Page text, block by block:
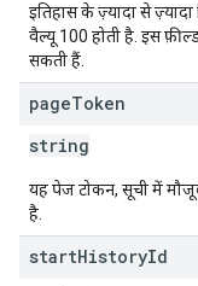
इतिहास के ज़्यादा से
वैल्यू 100 होती है. इस
सकती हैं.
pageToken
string
यह पेज टोकन, सूची में
है.
startHistoryId